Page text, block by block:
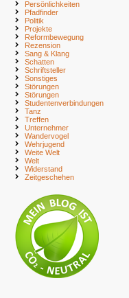
Persönlichkeiten
Pfadfinder
Politik
Projekte
Reformbewegung
Rezension
Sang & Klang
Schatten
Schriftsteller
Sonstiges
Störungen
Störungen
Studentenverbindungen
Tanz
Treffen
Unternehmer
Wandervogel
Wehrjugend
Weite Welt
Welt
Widerstand
Zeitgeschehen